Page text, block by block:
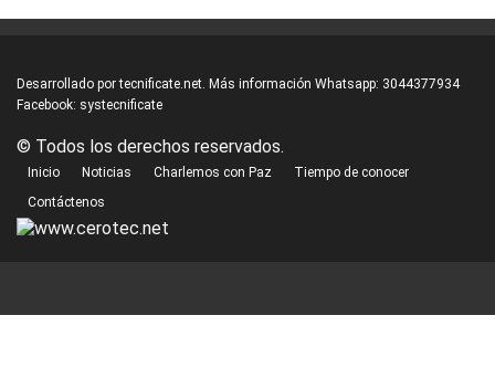
Desarrollado portecnificate.net. Más información Whatsapp: 3044377934
Facebook: systecnificate
© Todos los derechos reservados.
Inicio Noticias Charlemos con Paz
Tiempo de conocer
Contáctenos